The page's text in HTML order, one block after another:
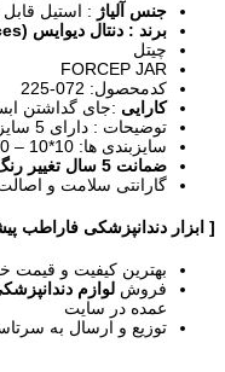
جنس آلیاژ : استیل قابل
برند : دنتال دیوایس (Dental Devices)
چیتل
FORCEP JAR
کدمحصول: 072-225
کارایی :جای گداشتن
توضیحات : دارای 5 سایز
سایزبندی ها: 10*10 – 10*3 – 5*10 – 5*13 – 5*16
ضمانت 5 سال تغییر رنگ و تعویض در صورت زنگ زدگی
گارانتی سلامت و اصالت
[ ابزار دندانپزشکی فاراطب
بهترین کیفیت و قیمت
فروش لوازم
عمده در سایت
توزیع و ارسال به